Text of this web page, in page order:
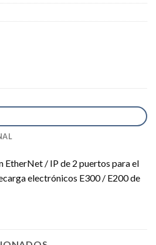
EtherNet / IP de 2 puertos para el
electrónicos E300 / E200 de